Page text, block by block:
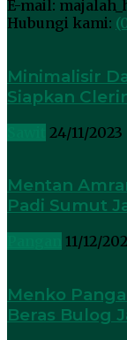
E-mail:
Hubungi kami:
Minimalisir
Siapkan
24/11/2023
Mentan
Padi Sumut
11/12/
Menko
Beras Bulog